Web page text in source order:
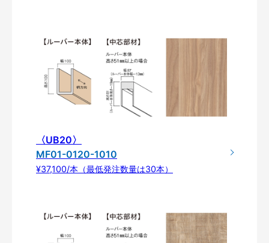
〈UB20〉
MF01-0120-1010
¥37,100/本（最低発注数量は30本）